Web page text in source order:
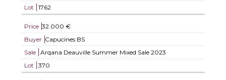
Lot
1762
Price 32.000 €
Buyer Capucines BS
Sale
Arqana Deauville Summer Mixed Sale 2023
Lot
370